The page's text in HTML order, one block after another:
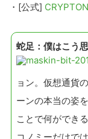
・[公式]
蛇足：僕はこう
ョン。仮想通貨
ーンの本当の姿
ことで何ができ